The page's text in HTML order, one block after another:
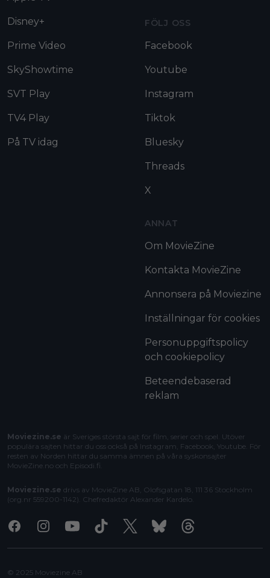
Disney+
Prime Video
SkyShowtime
SVT Play
TV4 Play
På TV idag
FÖLJ OSS
Facebook
Youtube
Instagram
Tiktok
Bluesky
Threads
X
ANNAT
Om MovieZine
Kontakta MovieZine
Annonsera på Moviezine
Inställningar för cookies
Personuppgiftspolicy
och cookiepolicy
Beteendebaserad
reklam
Moviezine.se är Sveriges största sajt för film, serier och spel. Utöver
populära sajten hittar du oss också på Instagram, Facebook, Youtube. För
resten av Norden hittar du samma ämnen på våra syskonsajter
MovieZine.no och Episodi.fi
Moviezine.se drivs av MovieZine AB, Olofsgatan 18, 111 36 Stockholm
(org.nr 559200-1142). Chefredaktör Alexander Kardelo
FacebookInstagramYoutubeTiktok X BlueskyThreads
© 2025 Moviezine AB